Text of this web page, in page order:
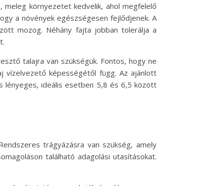
meleg környezetet kedvelik, ahol megfelelő
a növények egészségesen fejlődjenek. A
mozog. Néhány fajta jobban tolerálja a
talajra van szükségük. Fontos, hogy ne
vízelvezető képességétől függ. Az ajánlott
lényeges, ideális esetben 5,8 és 6,5 között
trágyázásra van szükség, amely
található adagolási utasításokat.